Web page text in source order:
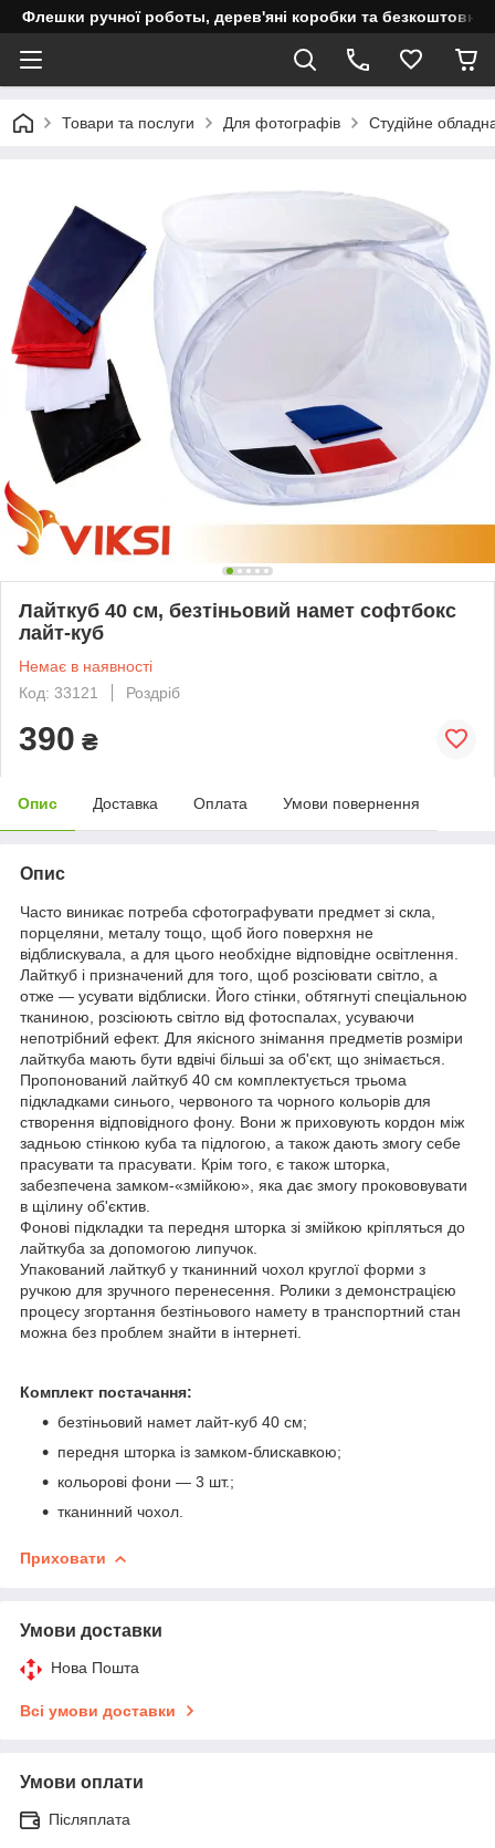
Флешки ручної роботы, дерев'яні коробки та безкоштовне
Товари та послуги Для фотографів Студійне
Лайткуб 40 см, безтіньовий намет софтбокс
лайт-куб
Немає в наявності
Код: 33121
Роздріб
390 ₴
Опис Доставка Оплата Умови повернення
Опис
Часто виникає потреба сфотографувати предмет зі скла,
порцеляни, металу тощо, щоб його поверхня не
відблискувала, а для цього необхідне відповідне освітлення.
Лайткуб і призначений для того, щоб розсіювати світло, а
отже — усувати відблиски. Його стінки, обтягнуті спеціальною
тканиною, розсіюють світло від фотоспалах, усуваючи
непотрібний ефект. Для якісного знімання предметів розміри
лайткуба мають бути вдвічі більші за об'єкт, що знімається.
Пропонований лайткуб 40 см комплектується трьома
підкладками синього, червоного та чорного кольорів для
створення відповідного фону. Вони ж приховують кордон між
задньою стінкою куба та підлогою, а також дають змогу себе
прасувати та прасувати. Крім того, є також шторка,
забезпечена замком-«змійкою», яка дає змогу прокововувати
в щілину об'єктив.
Фонові підкладки та передня шторка зі змійкою кріпляться до
лайткуба за допомогою липучок.
Упакований лайткуб у тканинний чохол круглої форми з
ручкою для зручного перенесення. Ролики з демонстрацією
процесу згортання безтіньового намету в транспортний стан
можна без проблем знайти в інтернеті.
Комплект постачання:
безтіньовий намет лайт-куб 40 см;
передня шторка із замком-блискавкою;
кольорові фони — 3 шт.;
тканинний чохол.
Приховати
Умови доставки
Нова Пошта
Всі умови доставки
Умови оплати
Післяплата